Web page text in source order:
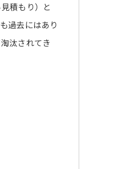
積もり）と
過去にはあり
汰されてき